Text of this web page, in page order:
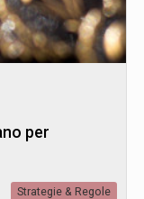
per
Strategie & Regole